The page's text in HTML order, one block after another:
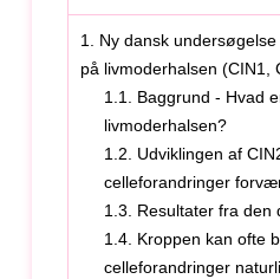
1. Ny dansk
på livmoderhalsen (CIN1,
1.1. Baggrund - Hvad
livmoderhalsen?
1.2. Udviklingen af
celleforandringer
1.3. Resultater fra den
1.4. Kroppen kan ofte
celleforandringer